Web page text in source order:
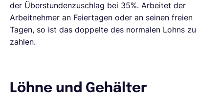
der Überstundenzuschlag bei 35%. Arbeitet der
Arbeitnehmer an Feiertagen oder an seinen freien
Tagen, so ist das doppelte des normalen Lohns zu
zahlen.
Löhne und Gehälter